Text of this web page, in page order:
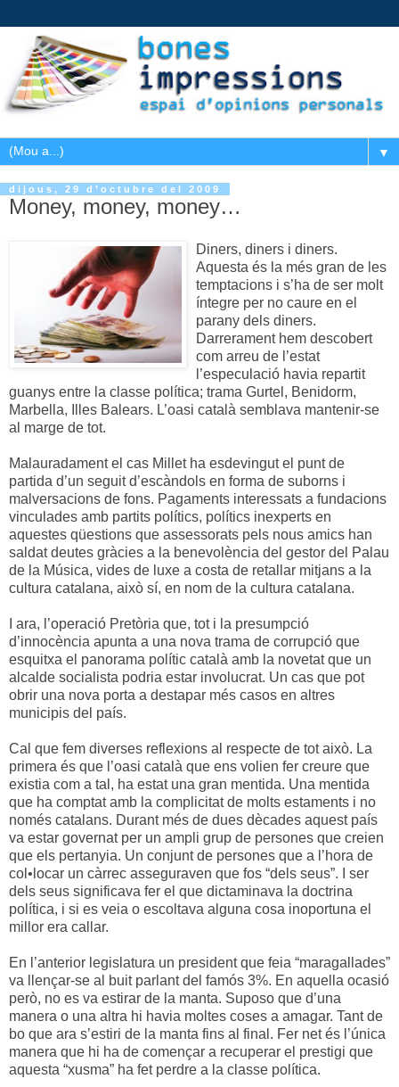
▼
dijous, 29 d’octubre del 2009
Money, money, money…
Diners, diners i diners.
Aquesta és la més gran de les
temptacions i s’ha de ser molt
íntegre per no caure en el
parany dels diners.
Darrerament hem descobert
com arreu de l’estat
l’especulació havia repartit
guanys entre la classe política; trama Gurtel, Benidorm,
Marbella, Illes Balears. L’oasi català semblava mantenir-se
al marge de tot.
Malauradament el cas Millet ha esdevingut el punt de
partida d’un seguit d’escàndols en forma de suborns i
malversacions de fons. Pagaments interessats a fundacions
vinculades amb partits polítics, polítics inexperts en
aquestes qüestions que assessorats pels nous amics han
saldat deutes gràcies a la benevolència del gestor del Palau
de la Música, vides de luxe a costa de retallar mitjans a la
cultura catalana, això sí, en nom de la cultura catalana.
I ara, l’operació Pretòria que, tot i la presumpció
d’innocència apunta a una nova trama de corrupció que
esquitxa el panorama polític català amb la novetat que un
alcalde socialista podria estar involucrat. Un cas que pot
obrir una nova porta a destapar més casos en altres
municipis del país.
Cal que fem diverses reflexions al respecte de tot això. La
primera és que l’oasi català que ens volien fer creure que
existia com a tal, ha estat una gran mentida. Una mentida
que ha comptat amb la complicitat de molts estaments i no
només catalans. Durant més de dues dècades aquest país
va estar governat per un ampli grup de persones que creien
que els pertanyia. Un conjunt de persones que a l’hora de
col•locar un càrrec asseguraven que fos “dels seus”. I ser
dels seus significava fer el que dictaminava la doctrina
política, i si es veia o escoltava alguna cosa inoportuna el
millor era callar.
En l’anterior legislatura un president que feia “maragallades”
va llençar-se al buit parlant del famós 3%. En aquella ocasió
però, no es va estirar de la manta. Suposo que d’una
manera o una altra hi havia moltes coses a amagar. Tant de
bo que ara s’estiri de la manta fins al final. Fer net és l’única
manera que hi ha de començar a recuperar el prestigi que
aquesta “xusma” ha fet perdre a la classe política.